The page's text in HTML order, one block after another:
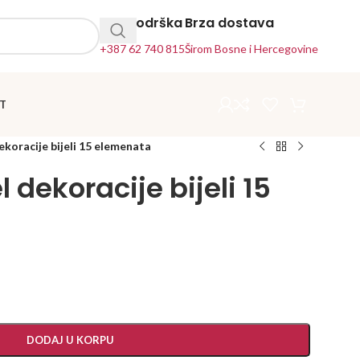
24h Podrška
+387 62 740 815
Brza dostava
Širom Bosne i Hercegovine
bijeli 15 elemenata
dekoracije bijeli 15
DODAJ U KORPU